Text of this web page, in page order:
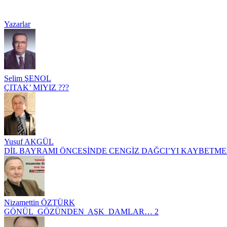
Yazarlar
Selim ŞENOL
ÇITAK’ MIYIZ ???
Yusuf AKGÜL
DİL BAYRAMI ÖNCESİNDE CENGİZ DAĞCI’YI
Nizamettin ÖZTÜRK
GÖNÜL GÖZÜNDEN AŞK DAMLAR… 2